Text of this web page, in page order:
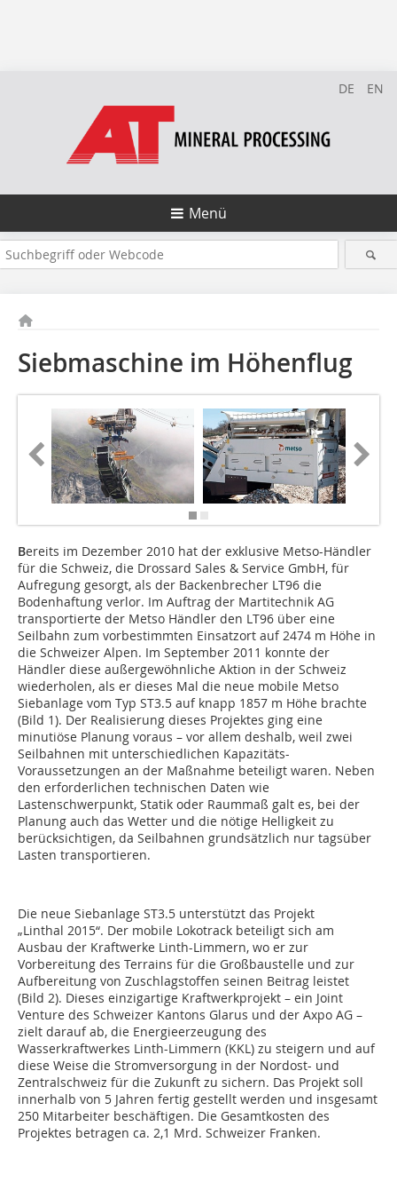
DE EN
Menü
Siebmaschine im Höhenflug
Bereits im Dezember 2010 hat der exklusive Metso-Händler
für die Schweiz, die Drossard Sales & Service GmbH, für
Aufregung gesorgt, als der Backenbrecher LT96 die
Bodenhaftung verlor. Im Auftrag der Martitechnik AG
transportierte der Metso Händler den LT96 über eine
Seilbahn zum vorbestimmten Einsatzort auf 2474 m Höhe in
die Schweizer Alpen. Im September 2011 konnte der
Händler diese außergewöhnliche Aktion in der Schweiz
wiederholen, als er dieses Mal die neue mobile Metso
Siebanlage vom Typ ST3.5 auf knapp 1857 m Höhe brachte
(Bild 1). Der Realisierung dieses Projektes ging eine
minutiöse Planung voraus – vor allem deshalb, weil zwei
Seilbahnen mit unterschiedlichen Kapazitäts-
Voraussetzungen an der Maßnahme ­betei­ligt waren. Neben
den erforderlichen technischen Daten wie
Lastenschwerpunkt, Statik oder Raummaß galt es, bei der
Planung auch das Wetter und die nötige Helligkeit zu
berücksichtigen, da Seilbahnen grundsätzlich nur tagsüber
Lasten transportieren.
Die neue Siebanlage ST3.5 unterstützt das Projekt
„Linthal 2015“. Der mobile Lokotrack beteiligt sich am
Ausbau der Kraftwerke Linth-Limmern, wo er zur
Vorbereitung des Terrains für die Großbaustelle und zur
Aufbereitung von Zuschlagstoffen seinen Beitrag leistet
(Bild 2). Dieses einzigartige Kraftwerkprojekt – ein Joint
Venture des Schweizer Kantons Glarus und der Axpo AG –
zielt darauf ab, die Energieerzeugung des
Wasserkraftwerkes Linth-Limmern (KKL) zu steigern und auf
diese Weise die Stromversorgung in der Nordost- und
Zentralschweiz für die Zukunft zu sichern. Das Projekt soll
innerhalb von 5 Jahren fertig gestellt werden und insgesamt
250 Mitarbeiter beschäftigen. Die Gesamtkosten des
Projektes betragen ca. 2,1 Mrd. Schweizer Franken.